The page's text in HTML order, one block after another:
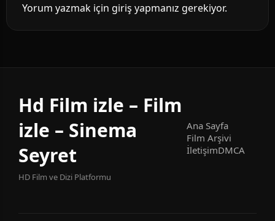
Yorum yazmak için giriş yapmanız gerekiyor.
Hd Film izle – Film
izle – Sinema
Seyret
HD Film ve Dizi Platformu
Ana Sayfa
Film Arşivi
İletişimDMCA